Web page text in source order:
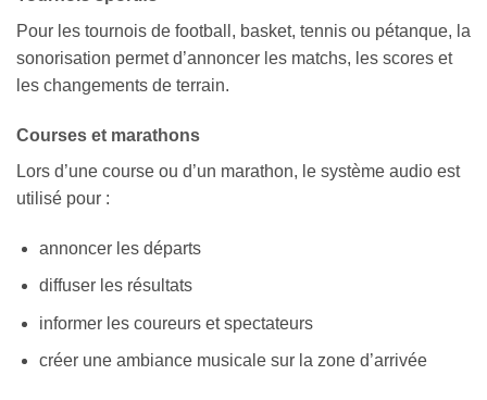
Pour les tournois de football, basket, tennis ou pétanque, la
sonorisation permet d’annoncer les matchs, les scores et
les changements de terrain.
Courses et marathons
Lors d’une course ou d’un marathon, le système audio est
utilisé pour :
annoncer les départs
diffuser les résultats
informer les coureurs et spectateurs
créer une ambiance musicale sur la zone d’arrivée